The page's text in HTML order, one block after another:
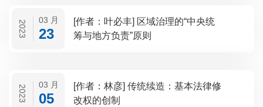
2023 03 月
23
[作者：叶必丰] 区域治理的“中央统
筹与地方负责”原则
2023 03 月
05
[作者：林彦] 传统续造：基本法律修
改权的创制